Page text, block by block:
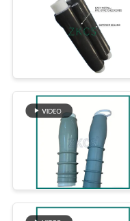
SOÁT
LIÊN
CHÚNG
TÔI
Phụ
nguội